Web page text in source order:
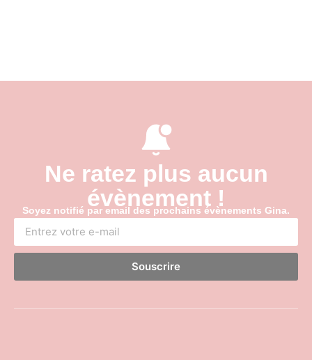
Ne ratez plus aucun
évènement !
Soyez notifié par email des prochains évènements Gina.
Souscrire